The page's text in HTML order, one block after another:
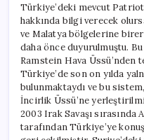
Türkiye’deki mevcut
hakkında bilgi verecek
ve Malatya bölgelerine
daha önce duyurulmuştu.
Ramstein Hava
Türkiye’de son on yılda
bulunmaktaydı ve bu
İncirlik Üssü’ne
2003 Irak Savaşı sırasında
tarafından Türkiye’ye